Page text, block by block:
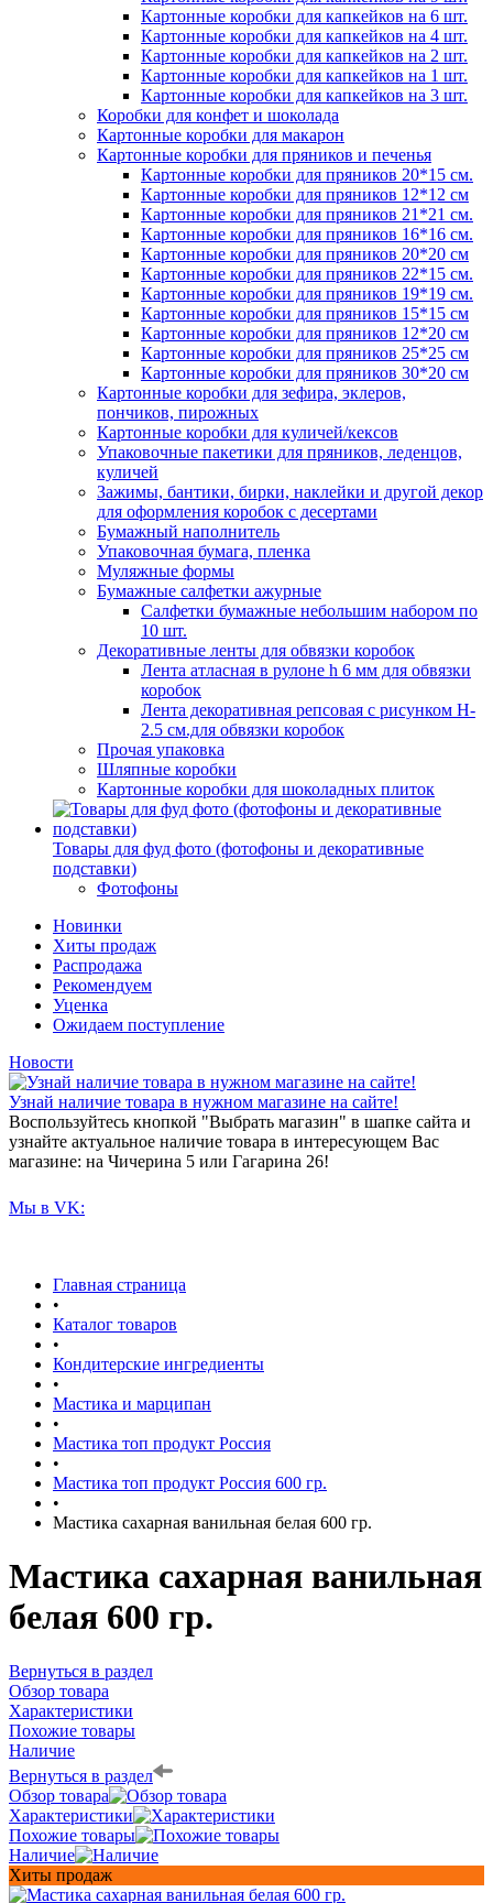
Картонные коробки для капкейков на 6 шт.
Картонные коробки для капкейков на 4 шт.
Картонные коробки для капкейков на 2 шт.
Картонные коробки для капкейков на 1 шт.
Картонные коробки для капкейков на 3 шт.
Коробки для конфет и шоколада
Картонные коробки для макарон
Картонные коробки для пряников и печенья
Картонные коробки для пряников 20*15 см.
Картонные коробки для пряников 12*12 см
Картонные коробки для пряников 21*21 см.
Картонные коробки для пряников 16*16 см.
Картонные коробки для пряников 20*20 см
Картонные коробки для пряников 22*15 см.
Картонные коробки для пряников 19*19 см.
Картонные коробки для пряников 15*15 см
Картонные коробки для пряников 12*20 см
Картонные коробки для пряников 25*25 см
Картонные коробки для пряников 30*20 см
Картонные коробки для зефира, эклеров,
пончиков, пирожных
Картонные коробки для куличей/кексов
Упаковочные пакетики для пряников, леденцов,
куличей
Зажимы, бантики, бирки, наклейки и другой декор
для оформления коробок с десертами
Бумажный наполнитель
Упаковочная бумага, пленка
Муляжные формы
Бумажные салфетки ажурные
Салфетки бумажные небольшим набором по
10 шт.
Декоративные ленты для обвязки коробок
Лента атласная в рулоне h 6 мм для обвязки
коробок
Лента декоративная репсовая с рисунком H-
2.5 см.для обвязки коробок
Прочая упаковка
Шляпные коробки
Картонные коробки для шоколадных плиток
Товары для фуд фото (фотофоны и декоративные
подставки)
Фотофоны
Новинки
Хиты продаж
Распродажа
Рекомендуем
Уценка
Ожидаем поступление
Новости
Узнай наличие товара в нужном магазине на сайте!
Воспользуйтесь кнопкой "Выбрать магазин" в шапке сайта и
узнайте актуальное наличие товара в интересующем Вас
магазине: на Чичерина 5 или Гагарина 26!
Мы в VK:
Главная страница
•
Каталог товаров
•
Кондитерские ингредиенты
•
Мастика и марципан
•
Мастика топ продукт Россия
•
Мастика топ продукт Россия 600 гр.
•
Мастика сахарная ванильная белая 600 гр.
Мастика сахарная ванильная
белая 600 гр.
Вернуться в раздел
Обзор товара
Характеристики
Похожие товары
Наличие
Вернуться в раздел
Обзор товара
Характеристики
Похожие товары
Наличие
Хиты продаж